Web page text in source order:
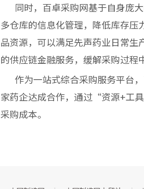
同时，百卓采购网基于自身庞大
多仓库的信息化管理，降低库存
品资源，可以满足先声药业日常
的供应链金融服务，缓解采购过程
作为一站式综合采购服务平台，
家药企达成合作，通过“资源+工
采购成本。